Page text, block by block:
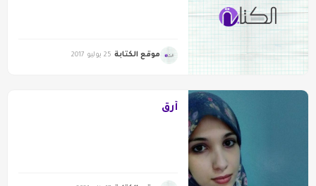
موقع الكتابة 25 يوليو 2017
أرق